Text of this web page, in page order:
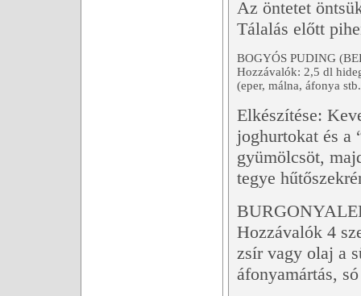
Az öntetet
Tálalás előtt
BOGYÓS PUDING
Hozzávalók: 2,5 dl
(eper, málna, áfonya
Elkészítése:
joghurtokat és a
gyümölcsöt,
tegye
Hozzávalók 4
zsír vagy olaj a
áfonyamártás,